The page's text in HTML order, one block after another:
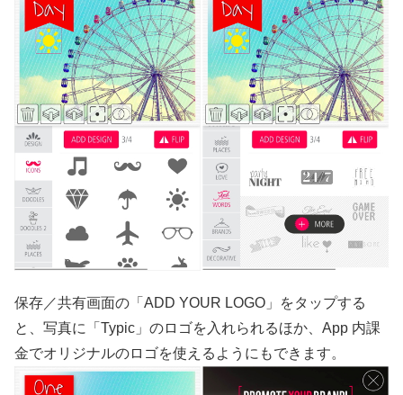
保存／共有画面の「ADD YOUR LOGO」をタップする
と、写真に「Typic」のロゴを入れられるほか、App 内課
金でオリジナルのロゴを使えるようにもできます。